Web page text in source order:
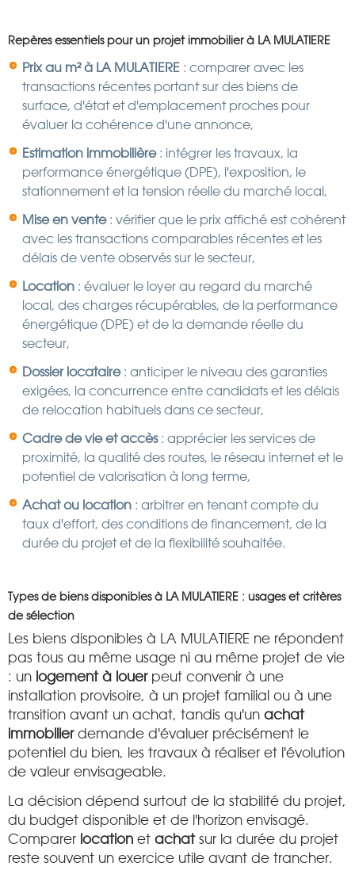
Repères essentiels pour un projet immobilier à LA MULATIERE
Prix au m² à LA MULATIERE : comparer avec les
transactions récentes portant sur des biens de
surface, d'état et d'emplacement proches pour
évaluer la cohérence d'une annonce,
Estimation immobilière: intégrer les travaux, la
performance énergétique (DPE), l'exposition, le
stationnement et la tension réelle du marché local,
Mise en vente: vérifier que le prix affiché est cohérent
avec les transactions comparables récentes et les
délais de vente observés sur le secteur,
Location : évaluer le loyer au regard du marché
local, des charges récupérables, de la performance
énergétique (DPE) et de la demande réelle du
secteur,
Dossier locataire: anticiper le niveau des garanties
exigées, la concurrence entre candidats et les délais
de relocation habituels dans ce secteur,
Cadre de vie et accès: apprécier les services de
proximité, la qualité des routes, le réseau internet et le
potentiel de valorisation à long terme,
Achat ou location : arbitrer en tenant compte du
taux d'effort, des conditions de financement, de la
durée du projet et de la flexibilité souhaitée.
Types de biens disponibles à LA MULATIERE : usages et critères
de sélection
Les biens disponibles à LA MULATIERE ne répondent
pas tous au même usage ni au même projet de vie
: un logement à louerpeut convenir à une
installation provisoire, à un projet familial ou à une
transition avant un achat, tandis qu'un achat
immobilierdemande d'évaluer précisément le
potentiel du bien, les travaux à réaliser et l'évolution
de valeur envisageable.
La décision dépend surtout de la stabilité du projet,
du budget disponible et de l'horizon envisagé.
Comparer location et achatsur la durée du projet
reste souvent un exercice utile avant de trancher.